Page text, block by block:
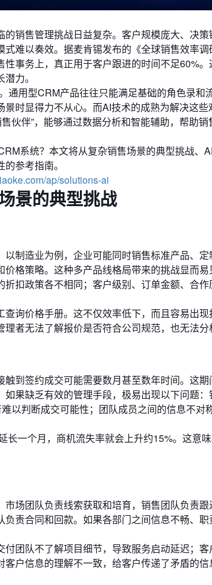
销售管理挑战日益复杂。客户规模庞大、决
难以奏效。据麦肯锡发布的《全球销售效率
事务上，真正用于客户跟进的时间不足60%。
力。
通用型CRM产品往往只能满足基础的角色录和
时显得力不从心。而AI技术的成熟为解决这
伙伴”，能够通过数据分析和智能辅助，帮助
系统？本文将从复杂销售场景的典型挑战、
参考指南。
ap/solutions-ai
景的典型挑战
制造业为例，企业可能同时销售标准产品、
格策略。这种多产品线格局带来的挑战显而
扣政策各不相同；客户级别、订单金额、合
询价格手册。这不仅效率低下，而且容易出
者无法了解报价是否符合公司规范，也无法分
到签约成交可能需要数月甚至数年时间。这
果缺乏有效的管理手段，极易出现以下问题
以判断成交可能性；团队成员之间的信息不对
长一个月，商机流失率就会上升约15%。这意
场团队负责线索获取和培育，销售团队负责
责合同和回款。如果各部门之间信息不畅、职
团队不了解项目细节，导致服务启动延迟；
户信息的理解不一致，给客户传递了矛盾的信